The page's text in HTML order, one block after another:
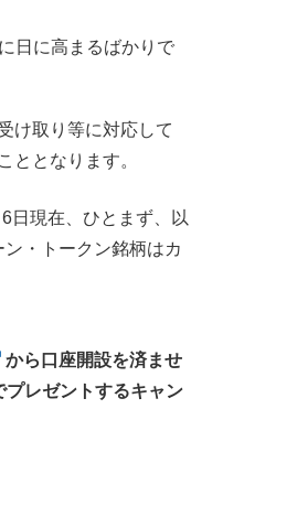
日に高まるばかりで
け取り等に対応して
ととなります。
日現在、ひとまず、以
・トークン銘柄はカ
から口座開設を済ませ
レゼントするキャン